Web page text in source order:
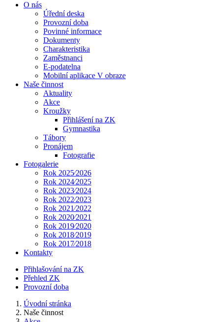
O nás
Úřední deska
Provozní doba
Povinné informace
Dokumenty
Charakteristika
Zaměstnanci
E-podatelna
Mobilní aplikace V obraze
Naše činnost
Aktuality
Akce
Kroužky
Přihlášení na ZK
Gymnastika
Tábory
Pronájem
Fotografie
Fotogalerie
Rok 2025⁄2026
Rok 2024⁄2025
Rok 2023⁄2024
Rok 2022⁄2023
Rok 2021⁄2022
Rok 2020⁄2021
Rok 2019⁄2020
Rok 2018⁄2019
Rok 2017⁄2018
Kontakty
Přihlašování na ZK
Přehled ZK
Provozní doba
Úvodní stránka
Naše činnost